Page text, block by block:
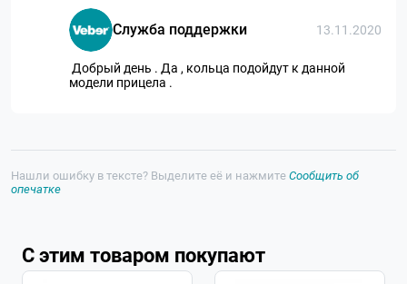
Служба поддержки 13.11.2020
Добрый день . Да , кольца подойдут к данной
модели прицела .
Нашли ошибку в тексте? Выделите её и нажмите Сообщить об
опечатке
С этим товаром покупают